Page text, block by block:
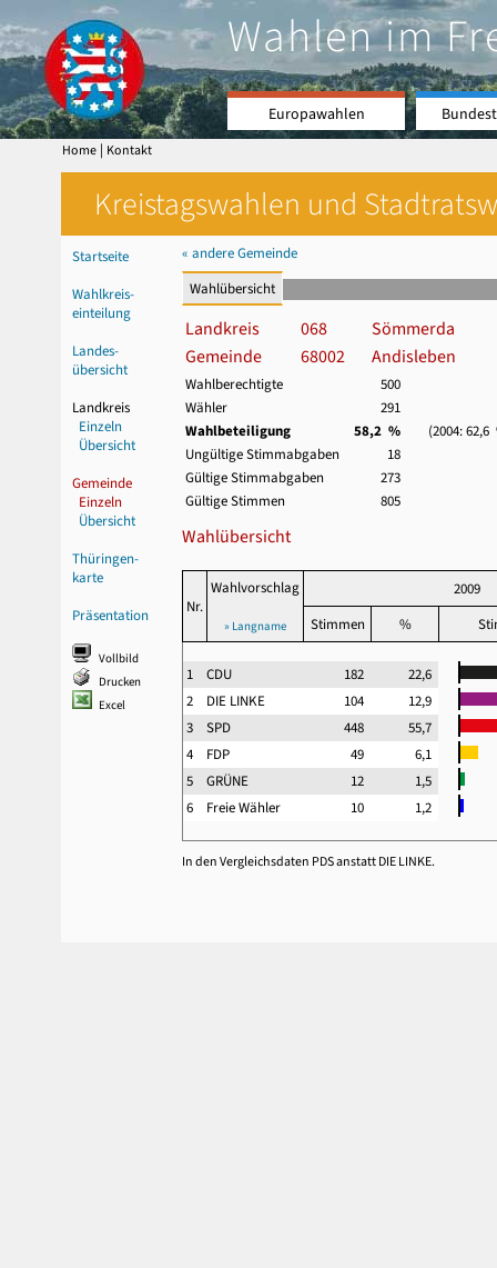
Wahlen im
Europawahlen
Home | Kontakt
Kreistagswahlen und
Startseite
Wahlkreis-
einteilung
Landes-
übersicht
Landkreis
Einzeln
Übersicht
Gemeinde
Einzeln
Übersicht
Thüringen-
karte
Präsentation
Vollbild
Drucken
Excel
« andere Gemeinde
Wahlübersicht
Landkreis 068
Sömmerda
Gemeinde
68002 Andisleben
Wahlberechtigte
500
Wähler
291
Wahlbeteiligung
58,2 %
(2004: 62,6
Ungültige Stimmabgaben
18
Gültige Stimmabgaben
273
Gültige Stimmen
805
Wahlübersicht
Nr.
Wahlvorschlag
» Langname
2009
Stimmen
%
1 CDU 182
22,6
2 DIE LINKE 104
12,9
3 SPD 448
55,7
4 FDP 49
6,1
5 GRÜNE 12
1,5
6 Freie Wähler 10 1,2
In den Vergleichsdaten PDS anstatt DIE LINKE.